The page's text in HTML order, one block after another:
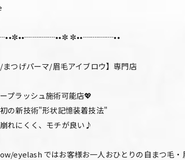
✼••┈┈┈┈••
/まつげパーマ/眉毛アイブロウ】専門店
プラッシュ施術可能店💖
の新技術"形状記憶装着技法"
れにくく、モチが良い♪
eyelash ではお客様お一人おひとりの自まつ毛